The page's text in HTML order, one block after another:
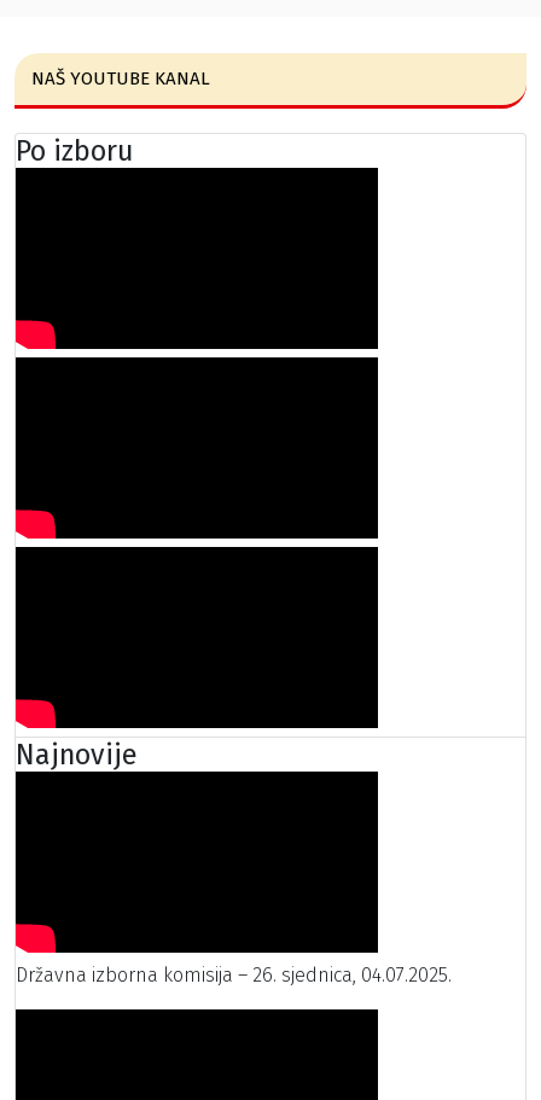
NAŠ YOUTUBE KANAL
Po izboru
Najnovije
Državna izborna komisija – 26. sjednica, 04.07.2025.